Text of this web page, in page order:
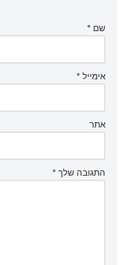
שם *
אימייל *
אתר
התגובה שלך *